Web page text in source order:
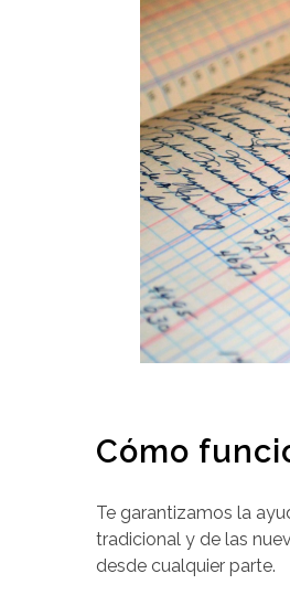
Cómo
Te garantizamos la
tradicional y de las
desde cualquier parte.